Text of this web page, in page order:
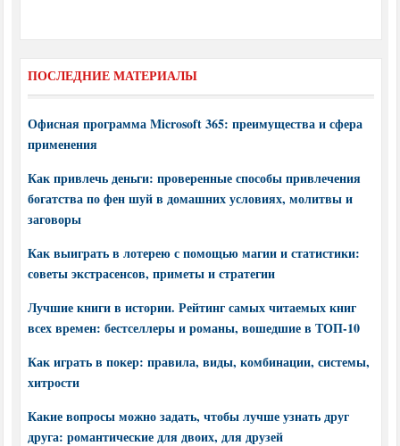
ПОСЛЕДНИЕ МАТЕРИАЛЫ
Офисная программа Microsoft 365: преимущества и сфера
применения
Как привлечь деньги: проверенные способы привлечения
богатства по фен шуй в домашних условиях, молитвы и
заговоры
Как выиграть в лотерею с помощью магии и статистики:
советы экстрасенсов, приметы и стратегии
Лучшие книги в истории. Рейтинг самых читаемых книг
всех времен: бестселлеры и романы, вошедшие в ТОП-10
Как играть в покер: правила, виды, комбинации, системы,
хитрости
Какие вопросы можно задать, чтобы лучше узнать друг
друга: романтические для двоих, для друзей